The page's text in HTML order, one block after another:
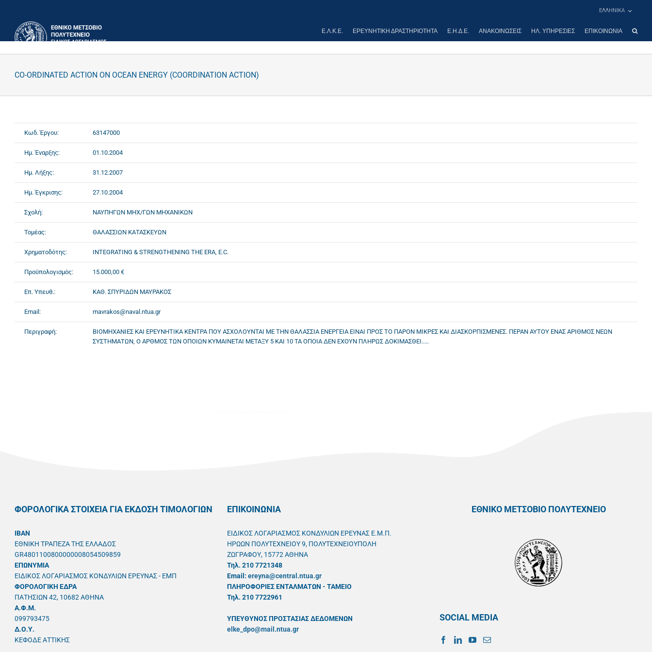
περιεχόμενο
ΕΛΛΗΝΙΚΑ
Ε.Λ.Κ.Ε. ΕΡΕΥΝΗΤΙΚΉ ΔΡΑΣΤΗΡΙΌΤΗΤΑ Ε.Η.Δ.Ε. ΑΝΑΚΟΙΝΏΣΕΙΣ ΗΛ. ΥΠΗΡΕΣΊΕΣ ΕΠΙΚΟΙΝΩΝΊΑ
CO-ORDINATED ACTION ON OCEAN ENERGY (COORDINATION ACTION)
Κωδ. Έργου: 63147000
Ημ. Έναρξης: 01.10.2004
Ημ. Λήξης: 31.12.2007
Ημ. Έγκρισης: 27.10.2004
Σχολή: ΝΑΥΠΗΓΩΝ ΜΗΧ/ΓΩΝ ΜΗΧΑΝΙΚΩΝ
Τομέας: ΘΑΛΑΣΣΙΩΝ ΚΑΤΑΣΚΕΥΩΝ
Χρηματοδότης: INTEGRATING & STRENGTHENING THE ERA, E.C.
Προϋπολογισμός: 15.000,00 €
Επ. Υπευθ.: ΚΑΘ. ΣΠΥΡΙΔΩΝ ΜΑΥΡΑΚΟΣ
Email: mavrakos@naval.ntua.gr
Περιγραφή:
ΒΙΟΜΗΧΑΝΙΕΣ ΚΑΙ ΕΡΕΥΝΗΤΙΚΑ ΚΕΝΤΡΑ ΠΟΥ ΑΣΧΟΛΟΥΝΤΑΙ ΜΕ ΤΗΝ ΘΑΛΑΣΣΙΑ ΕΝΕΡΓΕΙΑ ΕΙΝΑΙ ΠΡΟΣ ΤΟ ΠΑΡΟΝ ΜΙΚΡΕΣ ΚΑΙ ΔΙΑΣΚΟΡΠΙΣΜΕΝΕΣ. ΠΕΡΑΝ ΑΥΤΟΥ ΕΝΑΣ ΑΡΙΘΜΟΣ ΝΕΩΝ
ΣΥΣΤΗΜΑΤΩΝ, Ο ΑΡΘΜΟΣ ΤΩΝ ΟΠΟΙΩΝ ΚΥΜΑΙΝΕΤΑΙ ΜΕΤΑΞΥ 5 ΚΑΙ 10 ΤΑ ΟΠΟΙΑ ΔΕΝ ΕΧΟΥΝ ΠΛΗΡΩΣ ΔΟΚΙΜΑΣΘΕΙ.....
ΦΟΡΟΛΟΓΙΚΑ ΣΤΟΙΧΕΙΑ ΓΙΑ ΕΚΔΟΣΗ ΤΙΜΟΛΟΓΙΩΝ
IBAN
ΕΘΝΙΚΗ ΤΡΑΠΕΖΑ ΤΗΣ ΕΛΛΑΔΟΣ
GR4801100800000008054509859
ΕΠΩΝΥΜΙΑ
ΕΙΔΙΚΟΣ ΛΟΓΑΡΙΑΣΜΟΣ ΚΟΝΔΥΛΙΩΝ ΕΡΕΥΝΑΣ - ΕΜΠ
ΦΟΡΟΛΟΓΙΚΗ ΕΔΡΑ
ΠΑΤΗΣΙΩΝ 42, 10682 ΑΘΗΝΑ
A.Φ.Μ.
099793475
Δ.Ο.Υ.
ΚΕΦΟΔΕ ΑΤΤΙΚΗΣ
ΕΠΙΚΟΙΝΩΝΙΑ
ΕΙΔΙΚΟΣ ΛΟΓΑΡΙΑΣΜΟΣ ΚΟΝΔΥΛΙΩΝ ΕΡΕΥΝΑΣ Ε.Μ.Π.
ΗΡΩΩΝ ΠΟΛΥΤΕΧΝΕΙΟΥ 9, ΠΟΛΥΤΕΧΝΕΙΟΥΠΟΛΗ
ΖΩΓΡΑΦΟΥ, 15772 ΑΘΗΝΑ
Τηλ. 210 7721348
Email: ereyna@central.ntua.gr
ΠΛΗΡΟΦΟΡΙΕΣ ΕΝΤΑΛΜΑΤΩΝ - ΤΑΜΕΙΟ
Τηλ. 210 7722961
ΥΠΕΥΘYΝΟΣ ΠΡΟΣΤΑΣΙΑΣ ΔΕΔΟΜΕΝΩΝ
elke_dpo@mail.ntua.gr
ΕΘΝΙΚΟ ΜΕΤΣΟΒΙΟ ΠΟΛΥΤΕΧΝΕΙΟ
SOCIAL MEDIA